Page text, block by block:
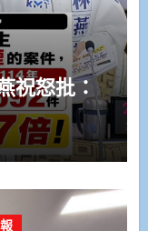
祝怒批：